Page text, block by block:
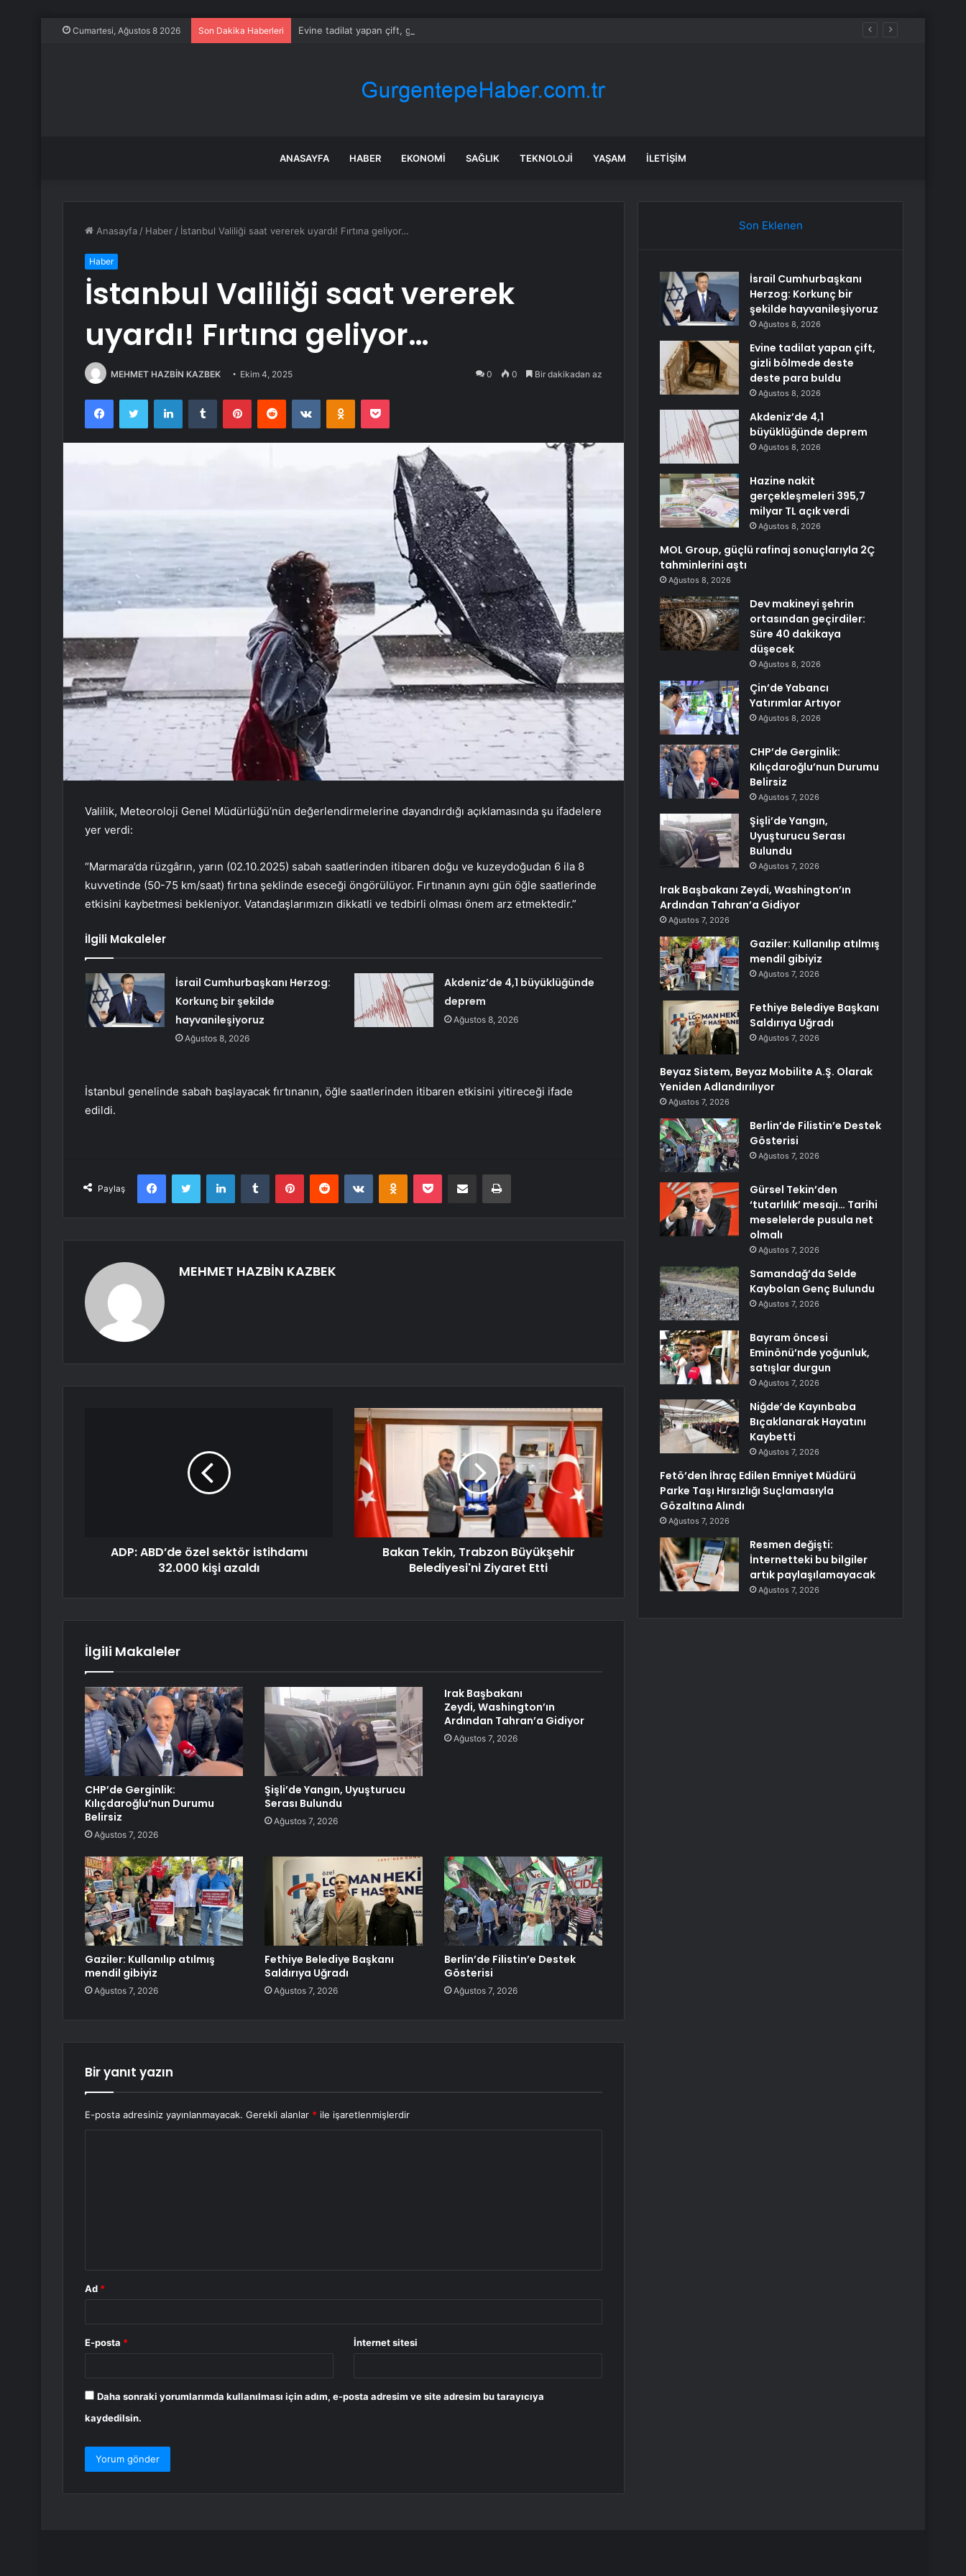
Cumartesi, Ağustos 8 2026 Son Dakika Haberleri Evine tadilat yapan çift, gizli bölmede deste deste para buldu
ANASAYFA HABER EKONOMI SAĞLIK TEKNOLOJI YAŞAM İLETIŞIM
Anasayfa / Haber / İstanbul Valiliği saat vererek uyardı! Fırtına geliyor…
Haber
İstanbul Valiliği saat vererek
uyardı! Fırtına geliyor…
MEHMET HAZBİN KAZBEK Ekim 4, 2025 0 0 Bir dakikadan az
FacebookTwitter LinkedInTumblr PinterestReddit VKontakteOdnoklassniki
Pocket
Valilik, Meteoroloji Genel Müdürlüğü’nün değerlendirmelerine dayandırdığı açıklamasında şu ifadelere
yer verdi:
“Marmara’da rüzgârın, yarın (02.10.2025) sabah saatlerinden itibaren doğu ve kuzeydoğudan 6 ila 8
kuvvetinde (50-75 km/saat) fırtına şeklinde eseceği öngörülüyor. Fırtınanın aynı gün öğle saatlerinde
etkisini kaybetmesi bekleniyor. Vatandaşlarımızın dikkatli ve tedbirli olması önem arz etmektedir.”
İlgili Makaleler
İsrail Cumhurbaşkanı Herzog:
Korkunç bir şekilde
hayvanileşiyoruz
Ağustos 8, 2026
Akdeniz’de 4,1 büyüklüğünde
deprem
Ağustos 8, 2026
İstanbul genelinde sabah başlayacak fırtınanın, öğle saatlerinden itibaren etkisini yitireceği ifade
edildi.
Paylaş
FacebookTwitter LinkedInTumblr PinterestReddit VKontakteOdnoklassniki
Pocket E-Posta ile paylaş Yazdır
MEHMET HAZBİN KAZBEK
ADP: ABD’de özel sektör istihdamı
32.000 kişi azaldı
Bakan Tekin, Trabzon Büyükşehir
Belediyesi'ni Ziyaret Etti
İlgili Makaleler
CHP’de Gerginlik:
Kılıçdaroğlu’nun Durumu
Belirsiz
Ağustos 7, 2026
Şişli’de Yangın, Uyuşturucu
Serası Bulundu
Ağustos 7, 2026
Irak Başbakanı
Zeydi, Washington’ın
Ardından Tahran’a Gidiyor
Ağustos 7, 2026
Gaziler: Kullanılıp atılmış
mendil gibiyiz
Ağustos 7, 2026
Fethiye Belediye Başkanı
Saldırıya Uğradı
Ağustos 7, 2026
Berlin’de Filistin’e Destek
Gösterisi
Ağustos 7, 2026
Bir yanıt yazın
E-posta adresiniz yayınlanmayacak. Gerekli alanlar * ile işaretlenmişlerdir
Ad *
E-posta * İnternet sitesi
Daha sonraki yorumlarımda kullanılması için adım, e-posta adresim ve site adresim bu tarayıcıya
kaydedilsin.
Son Eklenen
İsrail Cumhurbaşkanı
Herzog: Korkunç bir
şekilde hayvanileşiyoruz
Ağustos 8, 2026
Evine tadilat yapan çift,
gizli bölmede deste
deste para buldu
Ağustos 8, 2026
Akdeniz’de 4,1
büyüklüğünde deprem
Ağustos 8, 2026
Hazine nakit
gerçekleşmeleri 395,7
milyar TL açık verdi
Ağustos 8, 2026
MOL Group, güçlü rafinaj sonuçlarıyla 2Ç
tahminlerini aştı
Ağustos 8, 2026
Dev makineyi şehrin
ortasından geçirdiler:
Süre 40 dakikaya
düşecek
Ağustos 8, 2026
Çin’de Yabancı
Yatırımlar Artıyor
Ağustos 8, 2026
CHP’de Gerginlik:
Kılıçdaroğlu’nun Durumu
Belirsiz
Ağustos 7, 2026
Şişli’de Yangın,
Uyuşturucu Serası
Bulundu
Ağustos 7, 2026
Irak Başbakanı Zeydi, Washington’ın
Ardından Tahran’a Gidiyor
Ağustos 7, 2026
Gaziler: Kullanılıp atılmış
mendil gibiyiz
Ağustos 7, 2026
Fethiye Belediye Başkanı
Saldırıya Uğradı
Ağustos 7, 2026
Beyaz Sistem, Beyaz Mobilite A.Ş. Olarak
Yeniden Adlandırılıyor
Ağustos 7, 2026
Berlin’de Filistin’e Destek
Gösterisi
Ağustos 7, 2026
Gürsel Tekin’den
‘tutarlılık’ mesajı… Tarihi
meselelerde pusula net
olmalı
Ağustos 7, 2026
Samandağ’da Selde
Kaybolan Genç Bulundu
Ağustos 7, 2026
Bayram öncesi
Eminönü’nde yoğunluk,
satışlar durgun
Ağustos 7, 2026
Niğde’de Kayınbaba
Bıçaklanarak Hayatını
Kaybetti
Ağustos 7, 2026
Fetö’den İhraç Edilen Emniyet Müdürü
Parke Taşı Hırsızlığı Suçlamasıyla
Gözaltına Alındı
Ağustos 7, 2026
Resmen değişti:
İnternetteki bu bilgiler
artık paylaşılamayacak
Ağustos 7, 2026